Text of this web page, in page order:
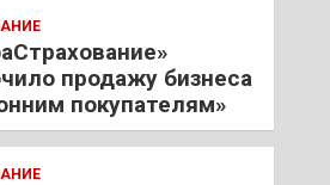
продажу бизнеса
покупателям»